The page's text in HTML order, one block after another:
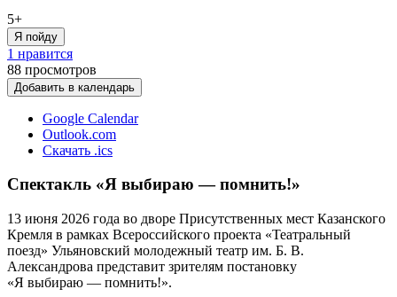
5+
Я пойду
1 нравится
88 просмотров
Добавить в календарь
Google Calendar
Outlook.com
Скачать .ics
Спектакль «Я выбираю — помнить!»
13 июня 2026 года во дворе Присутственных мест Казанского
Кремля в рамках Всероссийского проекта «Театральный
поезд» Ульяновский молодежный театр им. Б. В.
Александрова представит зрителям постановку
«Я выбираю — помнить!».